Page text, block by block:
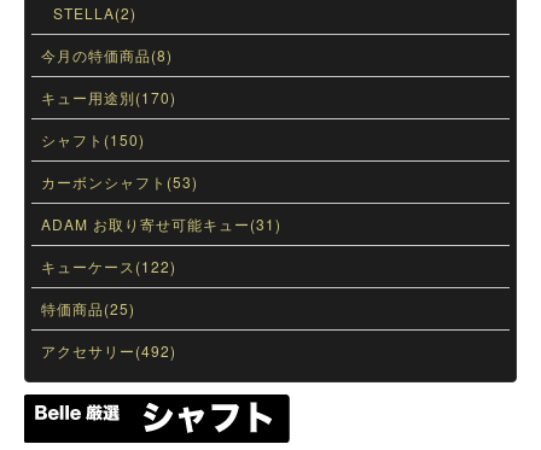
STELLA(2)
今月の特価商品(8)
キュー用途別(170)
シャフト(150)
カーボンシャフト(53)
ADAM お取り寄せ可能キュー(31)
キューケース(122)
特価商品(25)
アクセサリー(492)